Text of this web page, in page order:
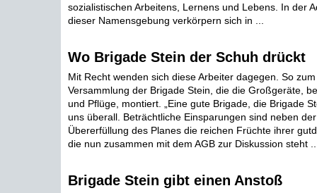
sozialistischen Arbeitens, Lernens und Lebens. In der
dieser Namensgebung verkörpern sich in ...
Wo Brigade Stein der Schuh drückt
Mit Recht wenden sich diese Arbeiter dagegen. So
Versammlung der Brigade Stein, die die Großgeräte,
und Pflüge, montiert. „Eine gute Brigade, die Brigade
uns überall. Beträchtliche Einsparungen sind neben
Übererfüllung des Planes die reichen Früchte ihrer
die nun zusammen mit dem AGB zur Diskussion steht
Brigade Stein gibt einen Anstoß